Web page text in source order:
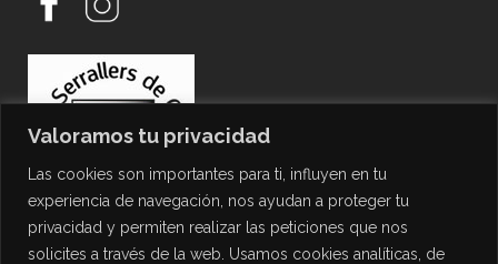
Valoramos tu privacidad
Las cookies son importantes para ti, influyen en tu
experiencia de navegación, nos ayudan a proteger tu
privacidad y permiten realizar las peticiones que nos
solicites a través de la web. Usamos cookies analíticas, de